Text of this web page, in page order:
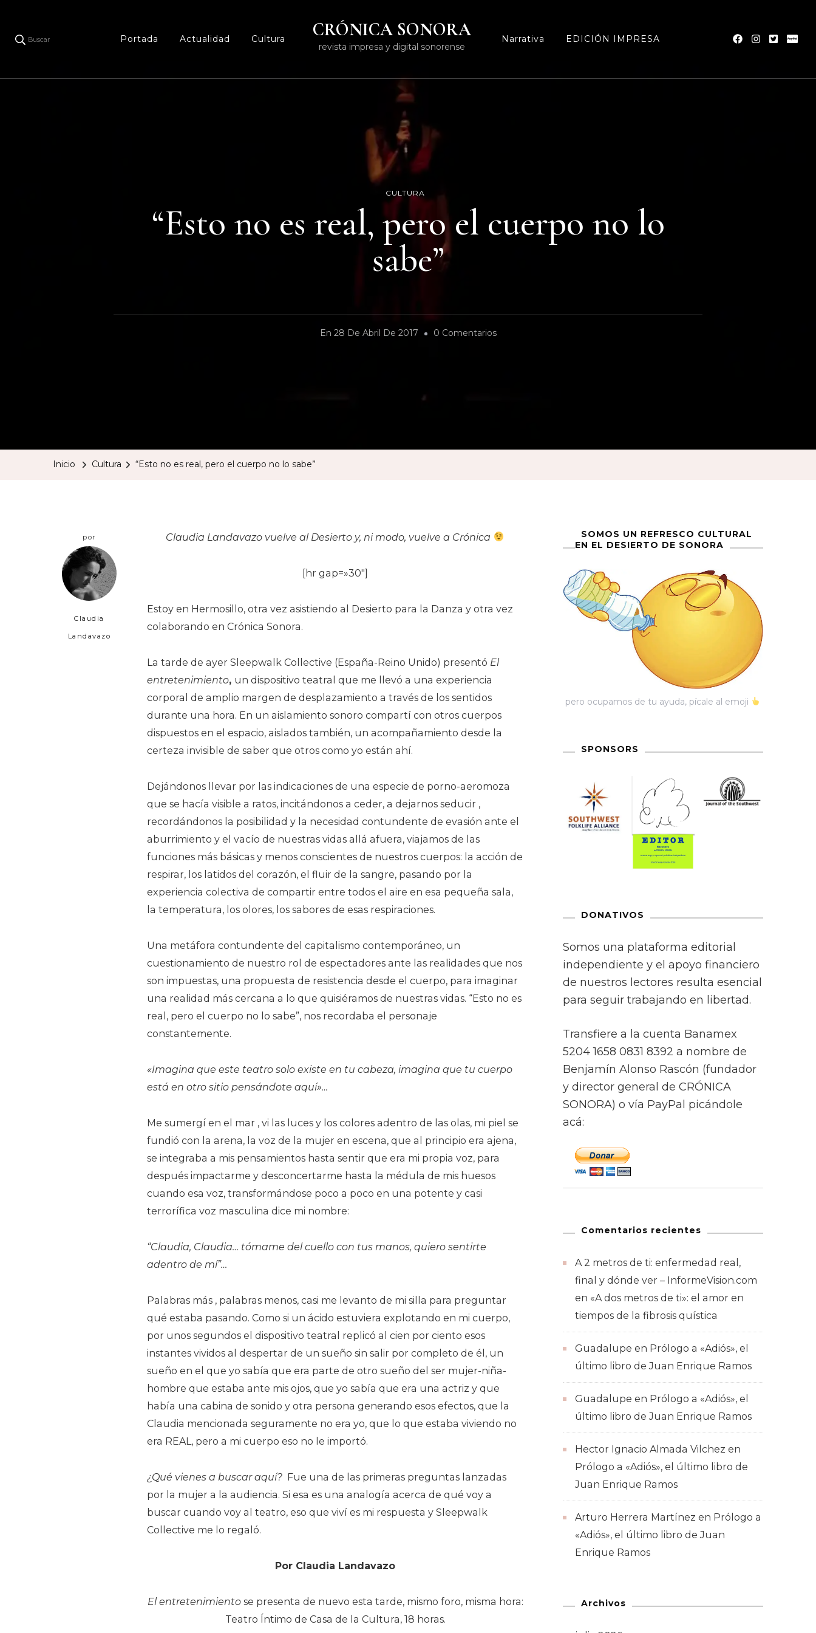
Buscar Portada Actualidad Cultura CRÓNICA SONORA
revista impresa y digital sonorense
Narrativa EDICIÓN IMPRESA
CULTURA
“Esto no es real, pero el cuerpo no lo
sabe”
En 28 De Abril De 2017 0 ComentariosEn
Inicio Cultura “Esto no es real, pero el cuerpo no lo sabe”
por
Claudia
Landavazo
Claudia Landavazo​ vuelve al Desierto y, ni modo, vuelve a Crónica
[hr gap=»30″]
Estoy en Hermosillo, otra vez asistiendo al Desierto para la Danza y otra vez
colaborando en Crónica Sonora.
La tarde de ayer Sleepwalk Collective (España-Reino Unido) presentó El
entretenimiento, un dispositivo teatral que me llevó a una experiencia
corporal de amplio margen de desplazamiento a través de los sentidos
durante una hora. En un aislamiento sonoro compartí con otros cuerpos
dispuestos en el espacio, aislados también, un acompañamiento desde la
certeza invisible de saber que otros como yo están ahí.
Dejándonos llevar por las indicaciones de una especie de porno-aeromoza
que se hacía visible a ratos, incitándonos a ceder, a dejarnos seducir ,
recordándonos la posibilidad y la necesidad contundente de evasión ante el
aburrimiento y el vacío de nuestras vidas allá afuera, viajamos de las
funciones más básicas y menos conscientes de nuestros cuerpos: la acción de
respirar, los latidos del corazón, el fluir de la sangre, pasando por la
experiencia colectiva de compartir entre todos el aire en esa pequeña sala,
la temperatura, los olores, los sabores de esas respiraciones.
Una metáfora contundente del capitalismo contemporáneo, un
cuestionamiento de nuestro rol de espectadores ante las realidades que nos
son impuestas, una propuesta de resistencia desde el cuerpo, para imaginar
una realidad más cercana a lo que quisiéramos de nuestras vidas. “Esto no es
real, pero el cuerpo no lo sabe”, nos recordaba el personaje
constantemente.
«Imagina que este teatro solo existe en tu cabeza, imagina que tu cuerpo
está en otro sitio pensándote aquí»…
Me sumergí en el mar , vi las luces y los colores adentro de las olas, mi piel se
fundió con la arena, la voz de la mujer en escena, que al principio era ajena,
se integraba a mis pensamientos hasta sentir que era mi propia voz, para
después impactarme y desconcertarme hasta la médula de mis huesos
cuando esa voz, transformándose poco a poco en una potente y casi
terrorífica voz masculina dice mi nombre:
“Claudia, Claudia… tómame del cuello con tus manos, quiero sentirte
adentro de mí”…
Palabras más , palabras menos, casi me levanto de mi silla para preguntar
qué estaba pasando. Como si un ácido estuviera explotando en mi cuerpo,
por unos segundos el dispositivo teatral replicó al cien por ciento esos
instantes vividos al despertar de un sueño sin salir por completo de él, un
sueño en el que yo sabía que era parte de otro sueño del ser mujer-niña-
hombre que estaba ante mis ojos, que yo sabía que era una actriz y que
había una cabina de sonido y otra persona generando esos efectos, que la
Claudia mencionada seguramente no era yo, que lo que estaba viviendo no
era REAL, pero a mi cuerpo eso no le importó.
¿Qué vienes a buscar aquí? Fue una de las primeras preguntas lanzadas
por la mujer a la audiencia. Si esa es una analogía acerca de qué voy a
buscar cuando voy al teatro, eso que viví es mi respuesta y Sleepwalk
Collective me lo regaló.
Por Claudia Landavazo
El entretenimientose presenta de nuevo esta tarde, mismo foro, misma hora:
Teatro Íntimo de Casa de la Cultura, 18 horas.
SOMOS UN REFRESCO CULTURAL
EN EL DESIERTO DE SONORA
pero ocupamos de tu ayuda, pícale al emoji
SPONSORS
DONATIVOS
Somos una plataforma editorial
independiente y el apoyo financiero
de nuestros lectores resulta esencial
para seguir trabajando en libertad.
Transfiere a la cuenta Banamex
5204 1658 0831 8392 a nombre de
Benjamín Alonso Rascón (fundador
y director general de CRÓNICA
SONORA) o vía PayPal picándole
acá:
Comentarios recientes
A 2 metros de ti: enfermedad real,
final y dónde ver – InformeVision.com
en «A dos metros de ti»: el amor en
tiempos de la fibrosis quística
Guadalupe en Prólogo a «Adiós», el
último libro de Juan Enrique Ramos
Guadalupe en Prólogo a «Adiós», el
último libro de Juan Enrique Ramos
Hector Ignacio Almada Vilchez en
Prólogo a «Adiós», el último libro de
Juan Enrique Ramos
Arturo Herrera Martínez en Prólogo a
«Adiós», el último libro de Juan
Enrique Ramos
Archivos